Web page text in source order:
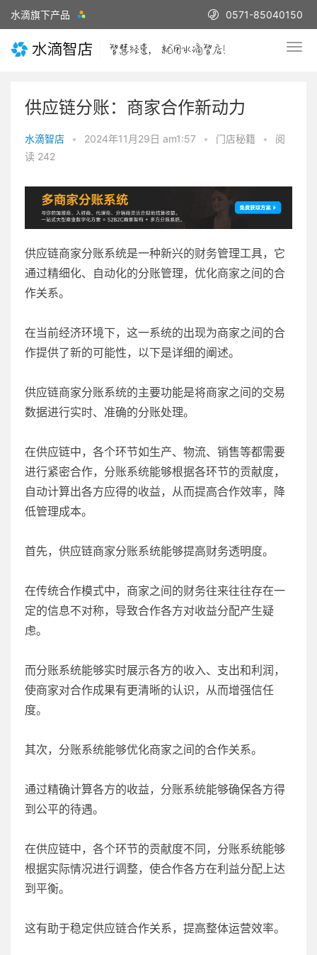
水滴旗下产品 0571-85040150
供应链分账：商家合作新动力
水滴智店 • 2024年11月29日 am1:57 • 门店秘籍 •
阅
读 242
供应链商家分账系统是一种新兴的财务管理工具，它
通过精细化、自动化的分账管理，优化商家之间的合
作关系。
在当前经济环境下，这一系统的出现为商家之间的合
作提供了新的可能性，以下是详细的阐述。
供应链商家分账系统的主要功能是将商家之间的交易
数据进行实时、准确的分账处理。
在供应链中，各个环节如生产、物流、销售等都需要
进行紧密合作，分账系统能够根据各环节的贡献度，
自动计算出各方应得的收益，从而提高合作效率，降
低管理成本。
首先，供应链商家分账系统能够提高财务透明度。
在传统合作模式中，商家之间的财务往来往往存在一
定的信息不对称，导致合作各方对收益分配产生疑
虑。
而分账系统能够实时展示各方的收入、支出和利润，
使商家对合作成果有更清晰的认识，从而增强信任
度。
其次，分账系统能够优化商家之间的合作关系。
通过精确计算各方的收益，分账系统能够确保各方得
到公平的待遇。
在供应链中，各个环节的贡献度不同，分账系统能够
根据实际情况进行调整，使合作各方在利益分配上达
到平衡。
这有助于稳定供应链合作关系，提高整体运营效率。